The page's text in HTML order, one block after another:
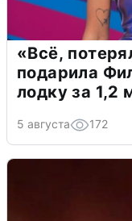
«Всё,
подарила
лодку за 1,2
5 августа 172